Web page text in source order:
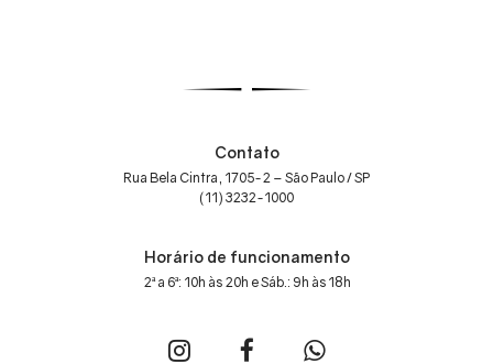
Contato
Rua Bela Cintra, 1705-2 – São Paulo / SP
(11) 3232-1000
Horário de funcionamento
2ª a 6ª: 10h às 20h e Sáb.: 9h às 18h